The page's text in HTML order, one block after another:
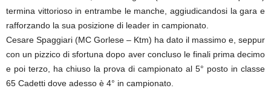
termina vittorioso in entrambe le manche, aggiudicandosi la gara e
rafforzando la sua posizione di leader in campionato.
Cesare Spaggiari (MC Gorlese – Ktm) ha dato il massimo e, seppur
con un pizzico di sfortuna dopo aver concluso le finali prima decimo
e poi terzo, ha chiuso la prova di campionato al 5° posto in classe
65 Cadetti dove adesso è 4° in campionato.